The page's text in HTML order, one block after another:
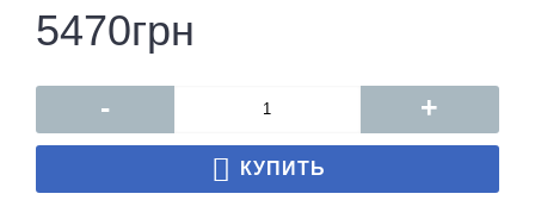
5470грн
- +
КУПИТЬ